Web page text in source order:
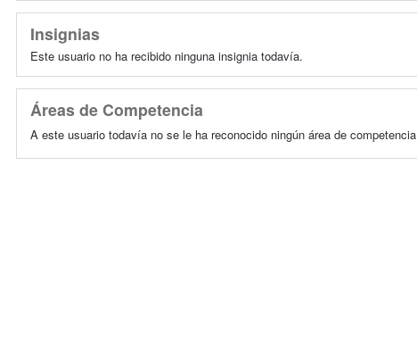
Insignias
Este usuario no ha recibido ninguna insignia todavía.
Áreas de Competencia
A este usuario todavía no se le ha reconocido ningún área de competencia